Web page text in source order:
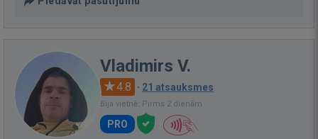
Vladimirs V.
4.8 · 21 atsauksmes
Bija vietnē: Pirms 2 dienām
PRO